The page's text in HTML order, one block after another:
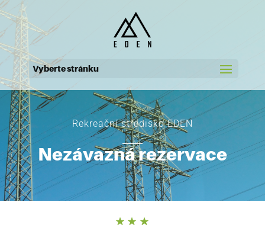
Vyberte stránku
Rekreační středisko EDEN
Nezávazná rezervace